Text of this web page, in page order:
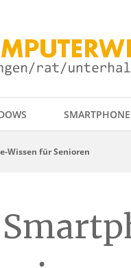
SMARTPHONE
Wissen für Senioren